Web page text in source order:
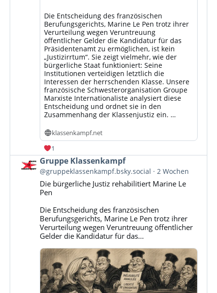
Die Entscheidung des französischen
Berufungsgerichts, Marine Le Pen trotz ihrer
Verurteilung wegen Veruntreuung
öffentlicher Gelder die Kandidatur für das
Präsidentenamt zu ermöglichen, ist kein
„Justizirrtum“. Sie zeigt vielmehr, wie der
bürgerliche Staat funktioniert: Seine
Institutionen verteidigen letztlich die
Interessen der herrschenden Klasse. Unsere
französische Schwesterorganisation Groupe
Marxiste Internationaliste analysiert diese
Entscheidung und ordnet sie in den
Zusammenhang der Klassenjustiz ein. …
klassenkampf.net
1
Beitrag
von
Gruppe
Klassenkampf
Bluesky
ansehen
Gruppe Klassenkampf
@gruppeklassenkampf.bsky.social 2 Wochen
Die bürgerliche Justiz rehabilitiert Marine Le
Pen
Die Entscheidung des französischen
Berufungsgerichts, Marine Le Pen trotz ihrer
Verurteilung wegen Veruntreuung öffentlicher
Gelder die Kandidatur für das...